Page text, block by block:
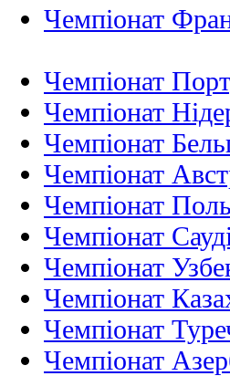
Чемпіонат
Чемпіонат
Чемпіонат
Чемпіонат
Чемпіонат
Чемпіонат
Чемпіонат
Чемпіонат
Чемпіонат
Чемпіонат
Чемпіонат